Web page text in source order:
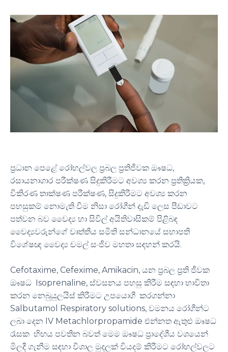
ප්‍රධාන පෙළේ රෝහල්වල ප්‍රබල ප්‍රතිජීවක ඖෂධ,
රසායනාගාර පරීක්ෂණ සිදුකිරීමට අවශ්‍ය කරන ප්‍රතික්‍රියක,
විකිරණ තාක්ෂණ පරීක්ෂණ, සිදුකිරීමට අවශ්‍ය කරන
පහසුකම් නොමැති වීම නිසා රෝගීන් දැඩි ලෙස පීඩාවට
පත්වන බව වෛද්‍ය හා සිවිල් අයිතිවාසිකම් පිළිබඳ
වෛද්‍යවරුන්ගේ වෘත්තීය සමිති සන්ධානයේ සභාපති
විශේෂඥ වෛද්‍ය චමල් සංජීව මහතා සඳහන් කරයි.
Cefotaxime, Cefexime, Amikacin, යන ප්‍රබල ප්‍රති ජීවක
ඖෂධ Isoprenaline, ස්වසනය පහසු කිරීම සඳහා භාවිතා
කරන නෙබුයුලයිස් කිරීමට උපයොගී කරගන්නා
Salbutamol Respiratory solutions, වමනය රෝගීන්ට
ලබා දෙන IV Metachlorpropamide එන්නත ඇතුළු ඖෂධ
රැසක හිඟය පවතින බවත් මෙම ඖෂධ ප්‍රාදේශීය වශයෙන්
මිලදී ගැනීම සඳහා විශාල මුදලක් වියදම් කිරීමට රෝහල්වලට